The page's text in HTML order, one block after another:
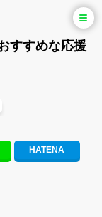
すすめな応援
り上がる曲
HATENA